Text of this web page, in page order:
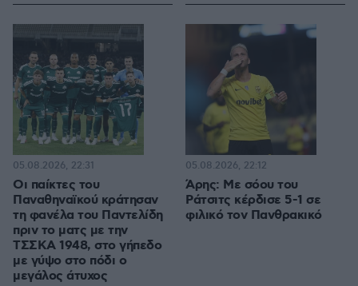
Οι παίκτες του
Παναθηναϊκού κράτησαν
τη φανέλα του Παντελίδη
πριν το ματς με την
ΤΣΣΚΑ 1948, στο γήπεδο
με γύψο στο πόδι ο
μεγάλος άτυχος
05.08.2026, 22:31
Άρης: Με σόου του
Ράτσιτς κέρδισε 5-1 σε
φιλικό τον Πανθρακικό
05.08.2026, 22:12